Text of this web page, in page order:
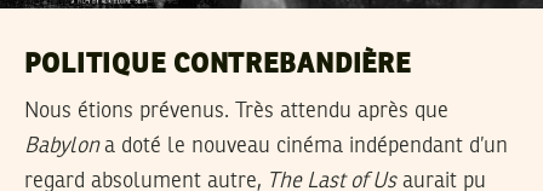
POLITIQUE CONTREBANDIÈRE
Nous étions prévenus. Très attendu après que
Babylona doté le nouveau cinéma indépendant d’un
regard absolument autre, The Last of Usaurait pu